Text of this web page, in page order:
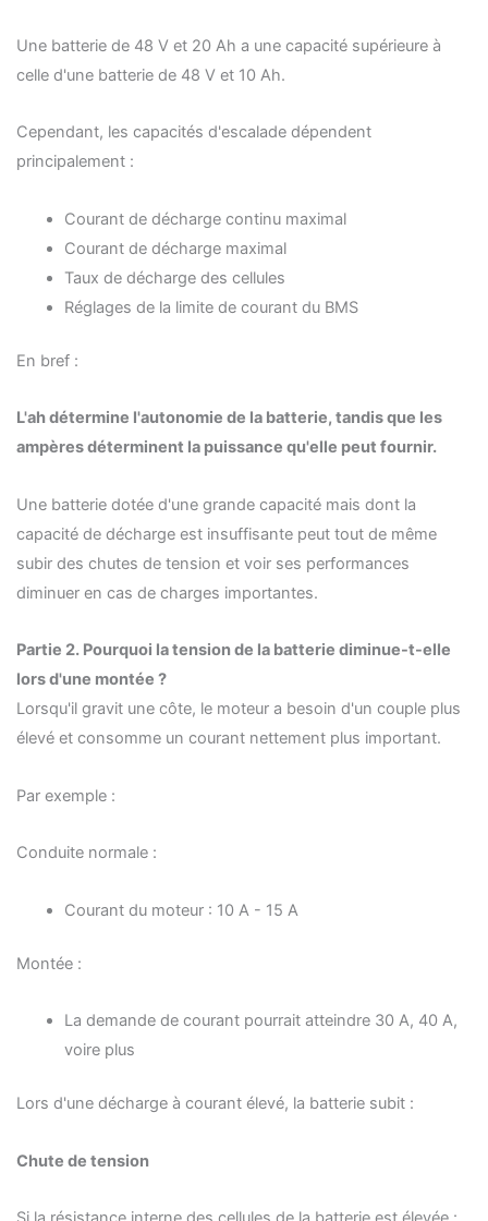
Une batterie de 48 V et 20 Ah a une capacité supérieure à
celle d'une batterie de 48 V et 10 Ah.
Cependant, les capacités d'escalade dépendent
principalement :
Courant de décharge continu maximal
Courant de décharge maximal
Taux de décharge des cellules
Réglages de la limite de courant du BMS
En bref :
L'ah détermine l'autonomie de la batterie, tandis que les
ampères déterminent la puissance qu'elle peut fournir.
Une batterie dotée d'une grande capacité mais dont la
capacité de décharge est insuffisante peut tout de même
subir des chutes de tension et voir ses performances
diminuer en cas de charges importantes.
Partie 2. Pourquoi la tension de la batterie diminue-t-elle
lors d'une montée ?
Lorsqu'il gravit une côte, le moteur a besoin d'un couple plus
élevé et consomme un courant nettement plus important.
Par exemple :
Conduite normale :
Courant du moteur : 10 A - 15 A
Montée :
La demande de courant pourrait atteindre 30 A, 40 A,
voire plus
Lors d'une décharge à courant élevé, la batterie subit :
Chute de tension